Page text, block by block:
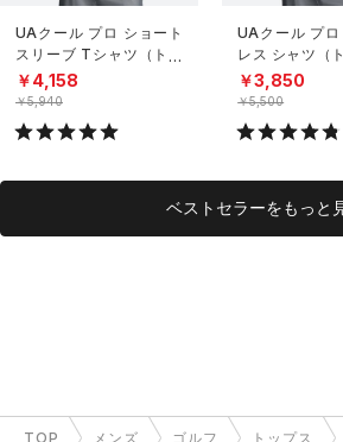
UAクール プロ ショート
スリーブ Tシャツ（トレ
ーニング/MEN）
￥4,158
￥5,940
UAクール プ
レス シャツ（
グ/MEN）
￥3,850
￥5,500
ベストセラーをもっと
TOP メンズ ゴルフ トップス